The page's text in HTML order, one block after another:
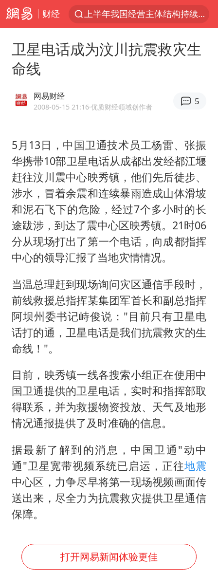
财经
上海有出现龙卷潜势
今日15时起福州地铁高架区段停运
王艺迪2-4不敌张本美和止步4强
上门女婿出轨女邻居多年被判重婚罪
王传君 《披荆斩棘》
2025年小学教师减少13.19万
王艺迪无缘横滨赛决赛
泰国：高度重视中国游客旅游体验
于东来直播和胖东来核心团队开会
上海大部迎大暴雨
蒯曼挺进WTT横滨冠军赛女单四强
构建更高水平的全民健身公共服务体系
卫星电话成为汶川抗震救灾生
命线
网易财经
2008-05-15 21:16·优质财经领域创作者
5
5月13日，中国卫通技术员工杨雷、张振
华携带10部卫星电话从成都出发经都江堰
赶往汶川震中心映秀镇，他们先后徒步、
涉水，冒着余震和连续暴雨造成山体滑坡
和泥石飞下的危险，经过7个多小时的长
途跋涉，到达了震中心区映秀镇。21时06
分从现场打出了第一个电话，向成都指挥
中心的领导汇报了当地灾情情况。
当温总理赶到现场询问灾区通信手段时，
前线救援总指挥某集团军首长和副总指挥
阿坝州委书记峙俊说："目前只有卫星电
话打的通，卫星电话是我们抗震救灾的生
命线！"。
目前，映秀镇一线各搜索小组正在使用中
国卫通提供的卫星电话，实时和指挥部取
得联系，并为救援物资投放、天气及地形
情况通报提供了及时准确的信息。
据最新了解到的消息，中国卫通"动中
通"卫星宽带视频系统已启运，正往地震
中心区，力争尽早将第一现场视频画面传
送出来，尽全力为抗震救灾提供卫星通信
保障。
打开网易新闻体验更佳